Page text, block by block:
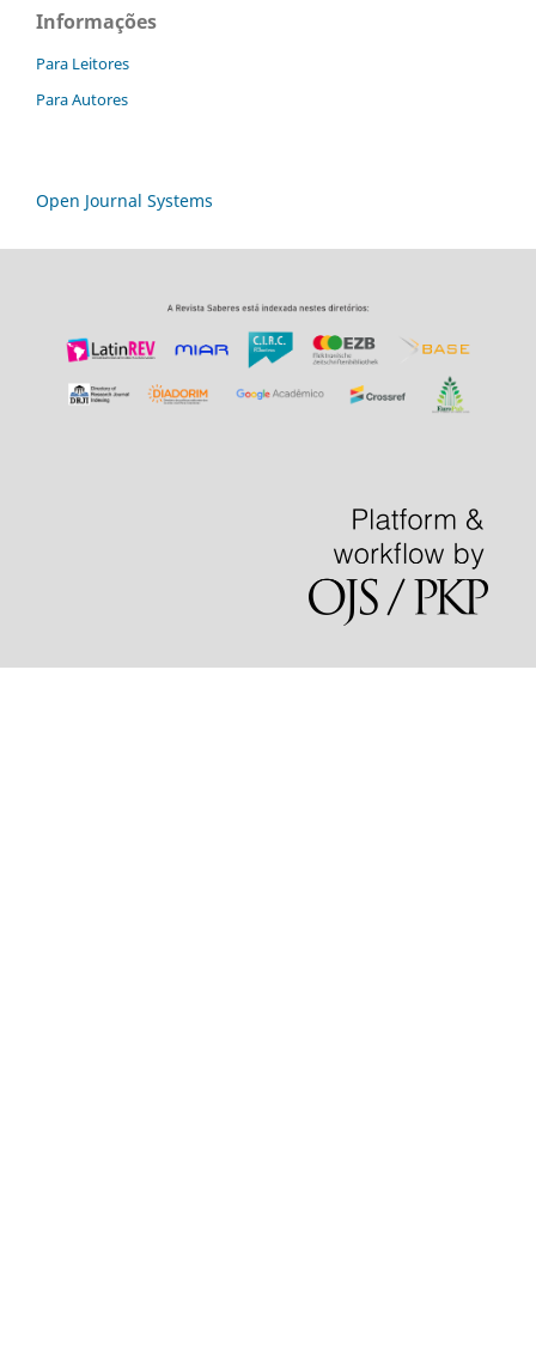
Informações
Para Leitores
Para Autores
Open Journal Systems